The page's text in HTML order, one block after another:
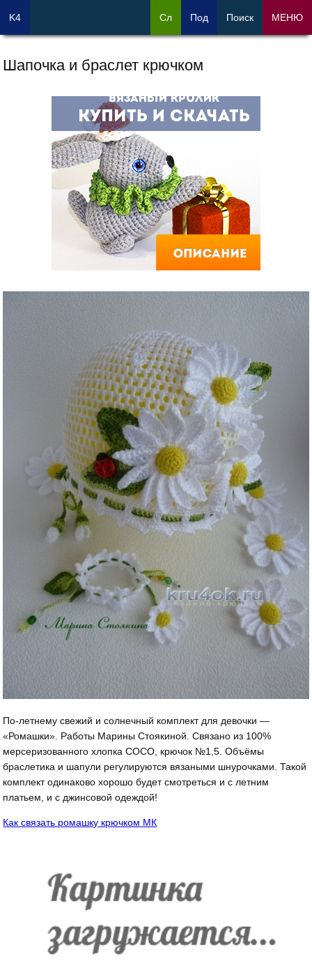
Шапочка и браслет крючком
По-летнему свежий и солнечный комплект для девочки —
«Ромашки». Работы Марины Стоякиной. Связано из 100%
мерсеризованного хлопка СОСО, крючок №1,5. Объёмы
браслетика и шапули регулируются вязаными шнурочками. Такой
комплект одинаково хорошо будет смотреться и с летним
платьем, и с джинсовой одеждой!
Как связать ромашку крючком МК
K4 Сл Под Поиск МЕНЮ